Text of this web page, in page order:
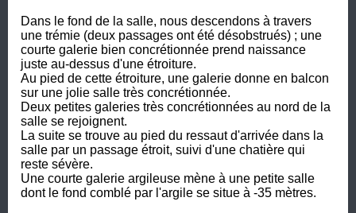
Dans le fond de la salle, nous descendons à travers
une trémie (deux passages ont été désobstrués) ; une
courte galerie bien concrétionnée prend naissance
juste au-dessus d'une étroiture.
Au pied de cette étroiture, une galerie donne en balcon
sur une jolie salle très concrétionnée.
Deux petites galeries très concrétionnées au nord de la
salle se rejoignent.
La suite se trouve au pied du ressaut d'arrivée dans la
salle par un passage étroit, suivi d'une chatière qui
reste sévère.
Une courte galerie argileuse mène à une petite salle
dont le fond comblé par l'argile se situe à -35 mètres.